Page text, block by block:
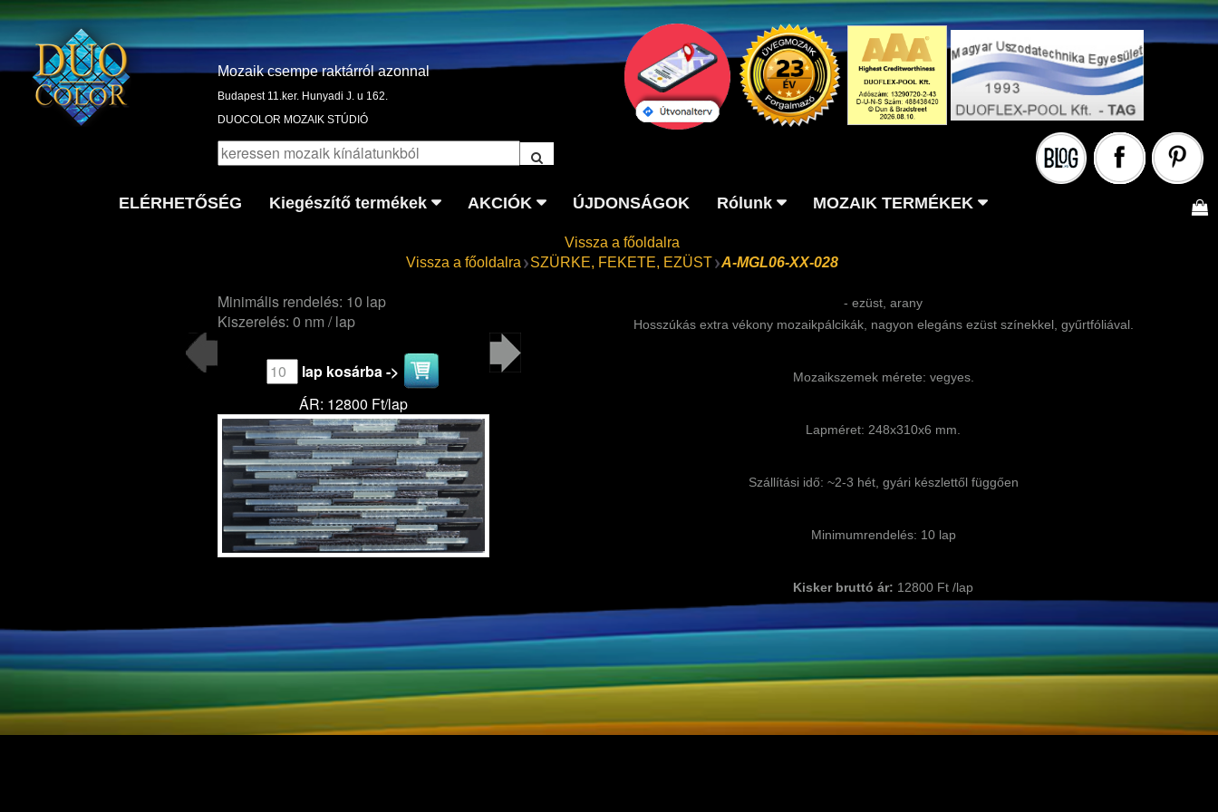
Mozaik csempe raktárról azonnal
Budapest 11.ker. Hunyadi J. u 162.
DUOCOLOR MOZAIK STÚDIÓ
ELÉRHETŐSÉG Kiegészítő termékek AKCIÓK ÚJDONSÁGOK Rólunk MOZAIK TERMÉKEK
Vissza a főoldalra
Vissza a főoldalra
SZÜRKE, FEKETE, EZÜST A-MGL06-XX-028
Minimális rendelés: 10 lap
Kiszerelés: 0 nm / lap
lap kosárba ->
ÁR: 12800 Ft/lap
- ezüst, arany
Hosszúkás extra vékony mozaikpálcikák, nagyon elegáns ezüst színekkel, gyűrtfóliával.
Mozaikszemek mérete: vegyes.
Lapméret: 248x310x6 mm.
Szállítási idő: ~2-3 hét, gyári készlettől függően
Minimumrendelés: 10 lap
Kisker bruttó ár: 12800 Ft /lap